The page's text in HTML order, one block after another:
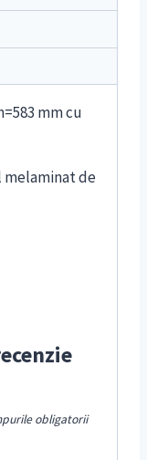
mm cu
melaminat de
obligatorii